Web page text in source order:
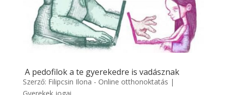
A pedofilok a te gyerekedre is vadásznak
Szerző: Filipcsin Ilona - Online otthonoktatás |